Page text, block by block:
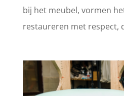
bij het meubel, vormen
restaureren met respect,